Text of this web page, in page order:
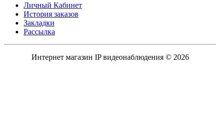
Личный Кабинет
История заказов
Закладки
Рассылка
Интернет магазин IP видеонаблюдения © 2026